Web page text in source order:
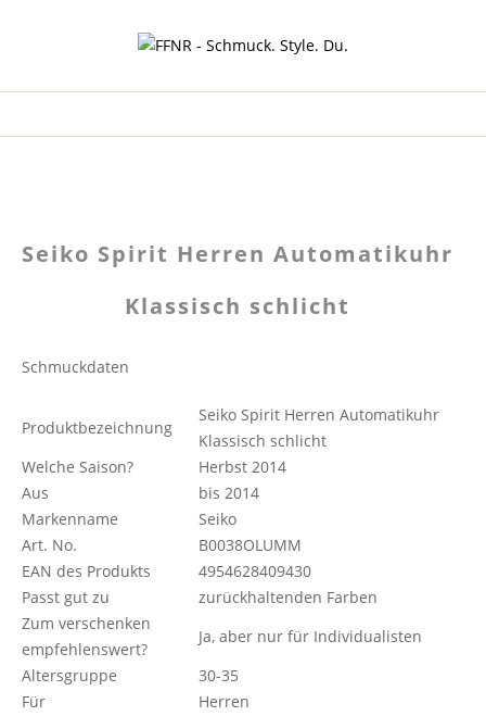
Seiko Spirit Herren Automatikuhr
Klassisch schlicht
Schmuckdaten
Produktbezeichnung
Seiko Spirit Herren Automatikuhr
Klassisch schlicht
Welche Saison?
Herbst 2014
Aus
bis 2014
Markenname
Seiko
Art. No.
B0038OLUMM
EAN des Produkts
4954628409430
Passt gut zu
zurückhaltenden Farben
Zum verschenken
empfehlenswert?
Ja, aber nur für Individualisten
Altersgruppe
30-35
Für
Herren